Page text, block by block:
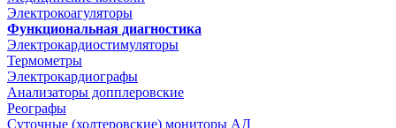
Электрокоагуляторы
Функциональная диагностика
Электрокардиостимуляторы
Термометры
Электрокардиографы
Анализаторы допплеровские
Реографы
Суточные (холтеровские) мониторы АД